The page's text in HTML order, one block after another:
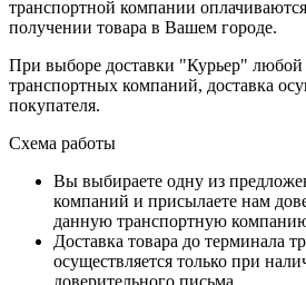
транспортной компании
получении товара в Вашем городе.
При выборе доставки "Курьер"
транспортных компаний, доставка
покупателя.
Схема работы
Вы выбираете одну из
компаний и присылаете нам
данную транспортную
Доставка товара до терминала
осуществляется только при
доверительного письма.